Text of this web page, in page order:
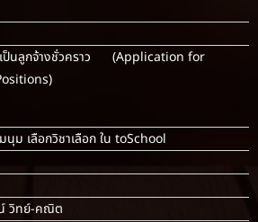
เป็นลูกจ้างชั่วคราว (Application for
ม เลือกวิชาเลือก ใน toSchool
วิทย์-คณิต